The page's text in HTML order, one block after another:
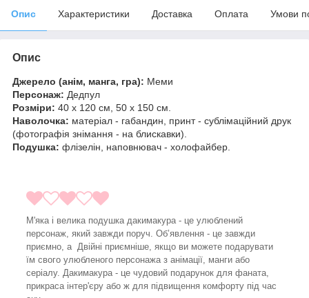
Опис Характеристики Доставка Оплата Умови
Опис
Джерело (анім, манга, гра): Меми
Персонаж: Дедпул
Розміри: 40 х 120 см, 50 х 150 см.
Наволочка: матеріал - габандин, принт - сублімаційний друк
(фотографія знімання - на блискавки).
Подушка: флізелін, наповнювач - холофайбер.
М'яка і велика подушка дакимакура - це улюблений
персонаж, який завжди поруч. Об’явлення - це завжди
приємно, а Двійні приємніше, якщо ви можете подарувати
їм свого улюбленого персонажа з анімації, манги або
серіалу. Дакимакура - це чудовий подарунок для фаната,
прикраса інтер'єру або ж для підвищення комфорту під час